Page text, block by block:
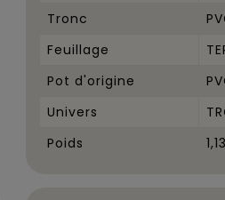
Tronc
Feuillage
Pot d'origine
Univers
Poids